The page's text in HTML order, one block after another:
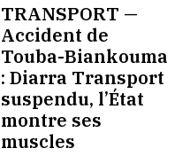
TRANSPORT —
Accident de
Touba-Biankouma
: Diarra Transport
suspendu, l’État
montre ses
muscles